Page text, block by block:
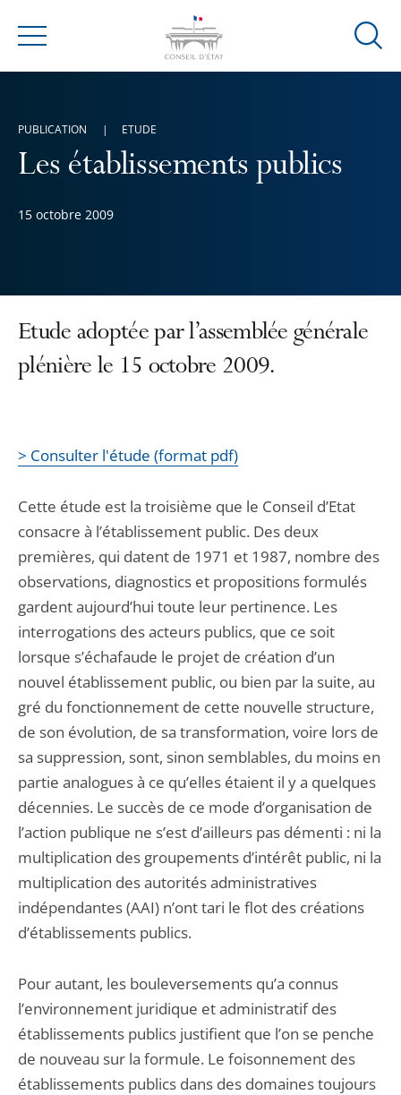
Menu
Ouvrir
Les établissements publics
15 octobre 2009
PUBLICATION ETUDE
Etude adoptée par l’assemblée générale
plénière le 15 octobre 2009.
> Consulter l'étude (format pdf)
Cette étude est la troisième que le Conseil d’Etat
consacre à l’établissement public. Des deux
premières, qui datent de 1971 et 1987, nombre des
observations, diagnostics et propositions formulés
gardent aujourd’hui toute leur pertinence. Les
interrogations des acteurs publics, que ce soit
lorsque s’échafaude le projet de création d’un
nouvel établissement public, ou bien par la suite, au
gré du fonctionnement de cette nouvelle structure,
de son évolution, de sa transformation, voire lors de
sa suppression, sont, sinon semblables, du moins en
partie analogues à ce qu’elles étaient il y a quelques
décennies. Le succès de ce mode d’organisation de
l’action publique ne s’est d’ailleurs pas démenti : ni la
multiplication des groupements d’intérêt public, ni la
multiplication des autorités administratives
indépendantes (AAI) n’ont tari le flot des créations
d’établissements publics.
Pour autant, les bouleversements qu’a connus
l’environnement juridique et administratif des
établissements publics justifient que l’on se penche
de nouveau sur la formule. Le foisonnement des
établissements publics dans des domaines toujours